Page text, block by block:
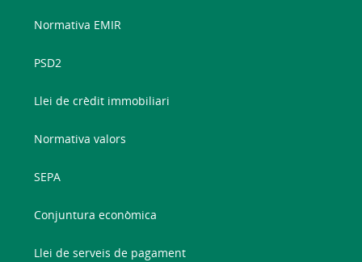
Normativa EMIR
PSD2
Llei de crèdit immobiliari
Normativa valors
SEPA
Conjuntura econòmica
Llei de serveis de pagament